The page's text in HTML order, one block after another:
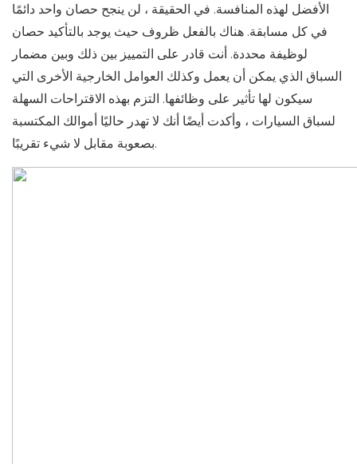
الأفضل لهذه المنافسة. في الحقيقة ، لن ينجح حصان واحد دائمًا
في كل مسابقة. هناك بالفعل ظروف حيث يوجد بالتأكيد حصان
لوظيفة محددة. أنت قادر على التمييز بين ذلك وبين مضمار
السباق الذي يمكن أن يعمل وكذلك العوامل الخارجية الأخرى التي
سيكون لها تأثير على وظائفها. التزم بهذه الاقتراحات السهلة
لسباق السيارات ، وأكدت أيضًا أنك لا تهدر حاليًا أموالك المكتسبة
بصعوبة مقابل لا شيء تقريبًا.